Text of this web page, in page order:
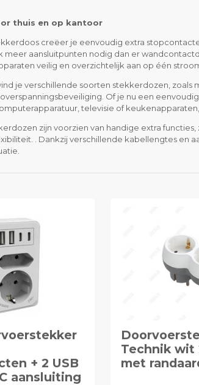
thuis en op kantoor
creëer je eenvoudig extra
meer aansluitpunten nodig dan er
veilig en overzichtelijk aan op één
je verschillende soorten stekkerdozen,
Of je nu een
televisie of
zijn voorzien van handige extra
. Dankzij verschillende kabellengtes
+ 2 USB
aansluiting
Technik wit
met